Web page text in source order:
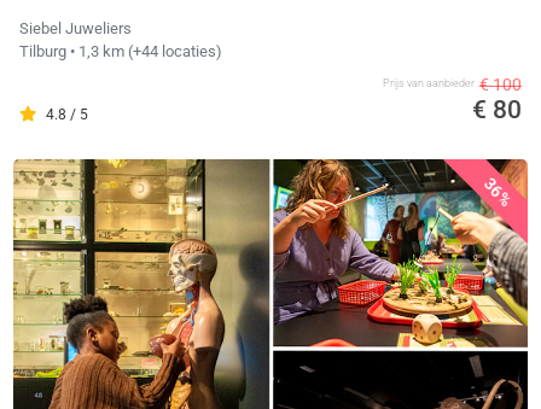
Siebel Juweliers
Tilburg • 1,3 km (+44 locaties)
4.8 / 5
Prijs van aanbieder € 100
€ 80
36%